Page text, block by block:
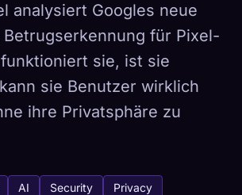
analysiert Googles neue
für Pixel-
sie, ist sie
sie Benutzer wirklich
ihre Privatsphäre zu
AI Security
Privacy